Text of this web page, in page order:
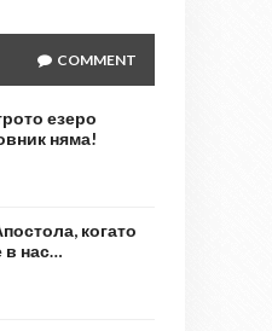
COMMENT
езеро
няма!
когато
в нас…